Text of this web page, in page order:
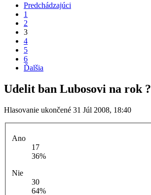
Predchádzajúci
1
2
3
4
5
6
Ďalšia
Udelit ban Lubosovi na rok ?
Hlasovanie ukončené 31 Júl 2008, 18:40
Ano
17
36%
Nie
30
64%